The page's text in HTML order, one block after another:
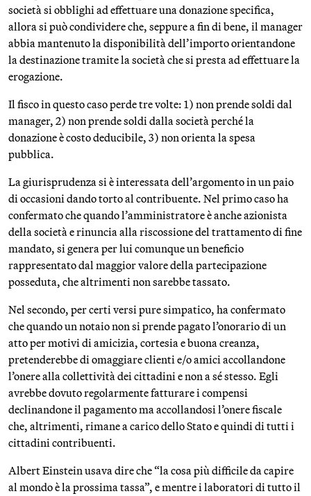
società si obblighi ad effettuare una donazione specifica,
allora si può condividere che, seppure a fin di bene, il manager
abbia mantenuto la disponibilità dell’importo orientandone
la destinazione tramite la società che si presta ad effettuare la
erogazione.
Il fisco in questo caso perde tre volte: 1) non prende soldi dal
manager, 2) non prende soldi dalla società perché la
donazione è costo deducibile, 3) non orienta la spesa
pubblica.
La giurisprudenza si è interessata dell’argomento in un paio
di occasioni dando torto al contribuente. Nel primo caso ha
confermato che quando l’amministratore è anche azionista
della società e rinuncia alla riscossione del trattamento di fine
mandato, si genera per lui comunque un beneficio
rappresentato dal maggior valore della partecipazione
posseduta, che altrimenti non sarebbe tassato.
Nel secondo, per certi versi pure simpatico, ha confermato
che quando un notaio non si prende pagato l’onorario di un
atto per motivi di amicizia, cortesia e buona creanza,
pretenderebbe di omaggiare clienti e/o amici accollandone
l’onere alla collettività dei cittadini e non a sé stesso. Egli
avrebbe dovuto regolarmente fatturare i compensi
declinandone il pagamento ma accollandosi l’onere fiscale
che, altrimenti, rimane a carico dello Stato e quindi di tutti i
cittadini contribuenti.
Albert Einstein usava dire che “la cosa più difficile da capire
al mondo è la prossima tassa”, e mentre i laboratori di tutto il